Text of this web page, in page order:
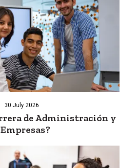
30 July 2026
de Administración y